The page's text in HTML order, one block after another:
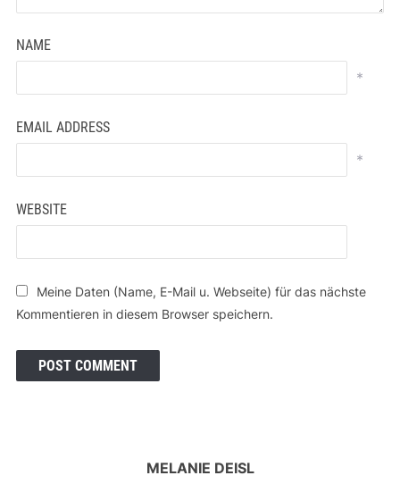
NAME
*
EMAIL ADDRESS
*
WEBSITE
Meine Daten (Name, E-Mail u. Webseite) für das nächste
Kommentieren in diesem Browser speichern.
MELANIE DEISL